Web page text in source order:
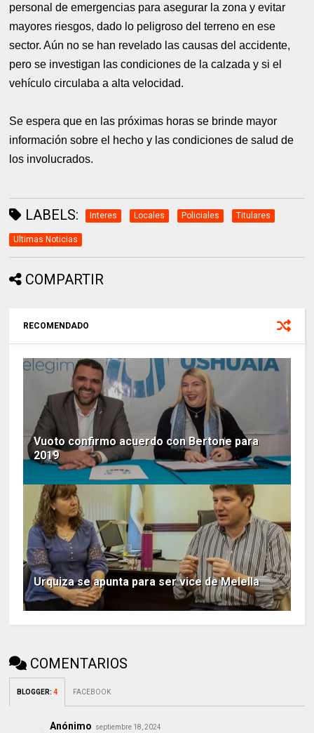
personal de emergencias para asegurar la zona y evitar
mayores riesgos, dado lo peligroso del terreno en ese
sector. Aún no se han revelado las causas del accidente,
pero se investigan las condiciones de la calzada y si el
vehículo circulaba a alta velocidad.
Se espera que en las próximas horas se brinde mayor
información sobre el hecho y las condiciones de salud de
los involucrados.
LABELS: Interes Locales Policiales Titulares
Ultimas Noticias
COMPARTIR
RECOMENDADO
Vuoto confirmo acuerdo con Bertone para
2019
Urquiza se apunta para ser vice de Melella
COMENTARIOS
BLOGGER:4 FACEBOOK
Anónimo septiembre 18, 2024